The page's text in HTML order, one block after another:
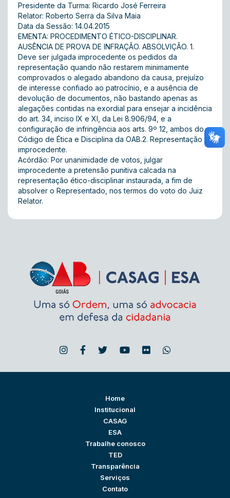
Presidente da Turma: Ricardo José Ferreira
Relator: Roberto Serra da Silva Maia
Data da Sessão: 14.04.2015
EMENTA: PROCEDIMENTO ÉTICO-DISCIPLINAR.
AUSÊNCIA DE PROVA DE INFRAÇÃO. ABSOLVIÇÃO. 1.
Deve ser julgada improcedente os pedidos da
representação quando não restarem minimamente
comprovados o alegado abandono da causa, prejuízo
de interesse confiado ao patrocínio, e a ausência de
devolução de documentos, não bastando apenas as
alegações contidas na exordial para ensejar a incidência
do art. 34, inciso IX e XI, da Lei 8.906/94, e a
configuração de infringência aos arts. 9º 12, ambos do
Código de Ética e Disciplina da OAB.2. Representação
improcedente.
Acórdão: Por unanimidade de votos, julgar
improcedente a pretensão punitiva calcada na
representação ético-disciplinar instaurada, a fim de
absolver o Representado, nos termos do voto do Juiz
Relator.
Home
Institucional
CASAG
ESA
Trabalhe conosco
TED
Transparência
Serviços
Contato